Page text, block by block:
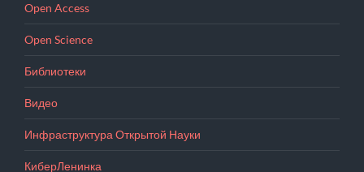
Open Access
Open Science
Библиотеки
Видео
Инфраструктура Открытой Науки
КиберЛенинка